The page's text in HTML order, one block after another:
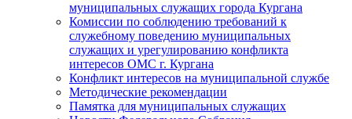
муниципальных служащих города Кургана
Комиссии по соблюдению требований к
служебному поведению муниципальных
служащих и урегулированию конфликта
интересов ОМС г. Кургана
Конфликт интересов на муниципальной службе
Методические рекомендации
Памятка для муниципальных служащих